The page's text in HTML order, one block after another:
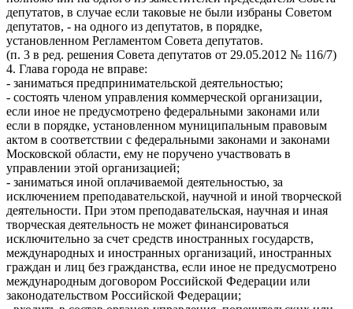
депутатов, в случае если таковые не были избраны Советом
депутатов, - на одного из депутатов, в порядке,
установленном Регламентом Совета депутатов.
(п. 3 в ред. решения Совета депутатов от 29.05.2012 № 116/7)
4. Глава города не вправе:
- заниматься предпринимательской деятельностью;
- состоять членом управления коммерческой организации,
если иное не предусмотрено федеральными законами или
если в порядке, установленном муниципальным правовым
актом в соответствии с федеральными законами и законами
Московской области, ему не поручено участвовать в
управлении этой организацией;
- заниматься иной оплачиваемой деятельностью, за
исключением преподавательской, научной и иной творческой
деятельности. При этом преподавательская, научная и иная
творческая деятельность не может финансироваться
исключительно за счет средств иностранных государств,
международных и иностранных организаций, иностранных
граждан и лиц без гражданства, если иное не предусмотрено
международным договором Российской Федерации или
законодательством Российской Федерации;